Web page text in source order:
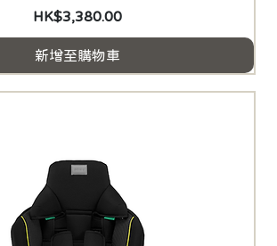
價格
HK$3,380.00
新增至購物車